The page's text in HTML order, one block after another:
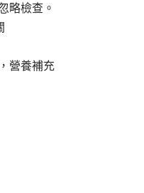
略檢查。
營養補充